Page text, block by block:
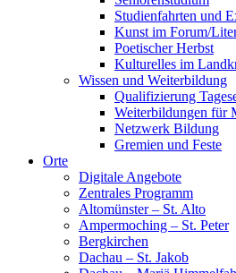
Studienfahrten und
Kunst im Forum/
Poetischer Herbst
Kulturelles im
Wissen und Weiterbildung
Qualifizierung
Weiterbildungen für
Netzwerk Bildung
Gremien und Feste
Orte
Digitale Angebote
Zentrales Programm
Altomünster – St. Alto
Ampermoching – St. Peter
Bergkirchen
Dachau – St. Jakob